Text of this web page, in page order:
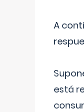
A
está